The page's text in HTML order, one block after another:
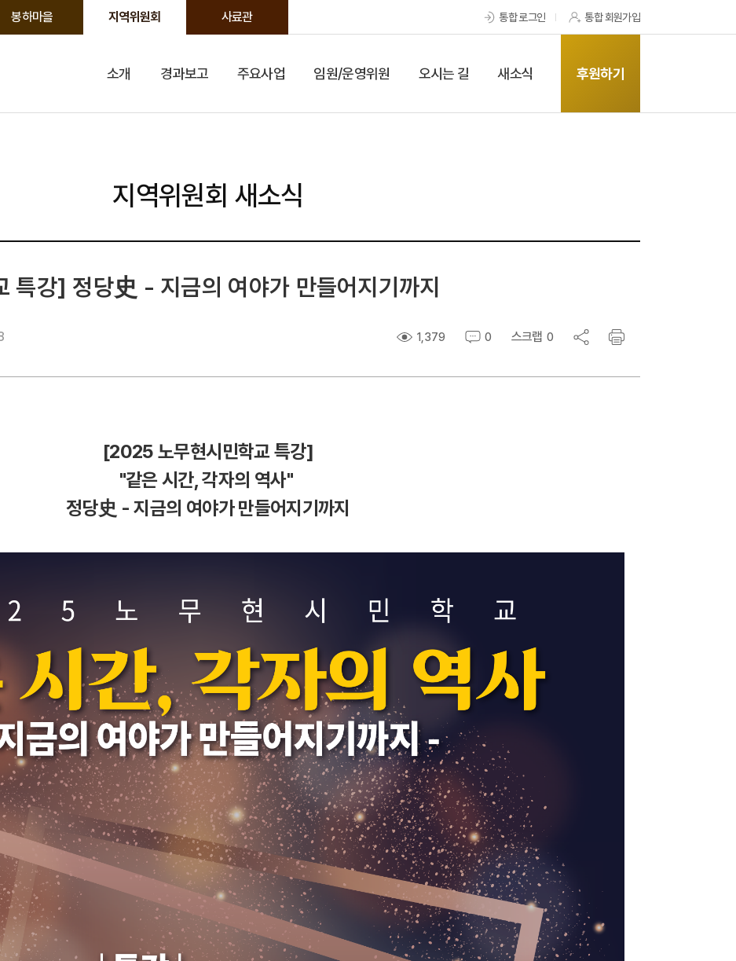
봉하마을 지역위원회 사료관 통합 로그인 통합 회원가입
소개 경과보고 주요사업 임원/운영위원 오시는 길 새소식 후원하기
지역위원회 새소식
강] 정당史 - 지금의 여야가 만들어지기까지
1,379 0 스크랩 0
[2025 노무현시민학교 특강]
"같은 시간, 각자의 역사"
정당史 -지금의 여야가 만들어지기까지